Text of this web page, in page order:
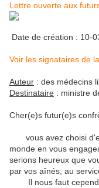
Lettre ouverte aux
Date de création : 10-
Voir les signataires de
Auteur : des médecins
Destinataire : ministre
Cher(e)s futur(e)s
vous avez choisi
monde en vous
serions heureux que
par vos aînés, au
Il nous faut